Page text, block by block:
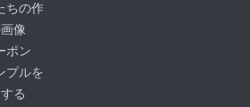
ちの作
像
ポン
プルを
る